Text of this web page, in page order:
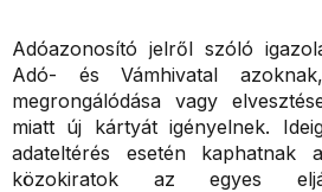
Adóazonosító jelről szóló
Adó- és Vámhivatal
megrongálódása vagy
miatt új kártyát igényelnek.
adateltérés esetén kaphatnak
közokiratok az egyes